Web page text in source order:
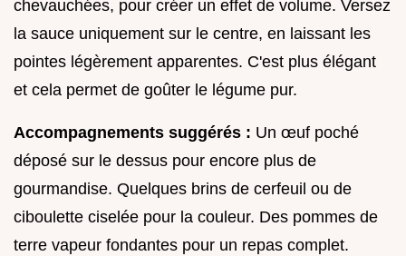
chevauchées, pour créer un effet de volume. Versez
la sauce uniquement sur le centre, en laissant les
pointes légèrement apparentes. C'est plus élégant
et cela permet de goûter le légume pur.
Accompagnements suggérés : Un œuf poché
déposé sur le dessus pour encore plus de
gourmandise. Quelques brins de cerfeuil ou de
ciboulette ciselée pour la couleur. Des pommes de
terre vapeur fondantes pour un repas complet.